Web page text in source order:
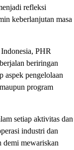
refleksi
keberlanjutan masa
PHR
beriringan
aspek pengelolaan
program
setiap aktivitas dan
industri dan
demi mewariskan